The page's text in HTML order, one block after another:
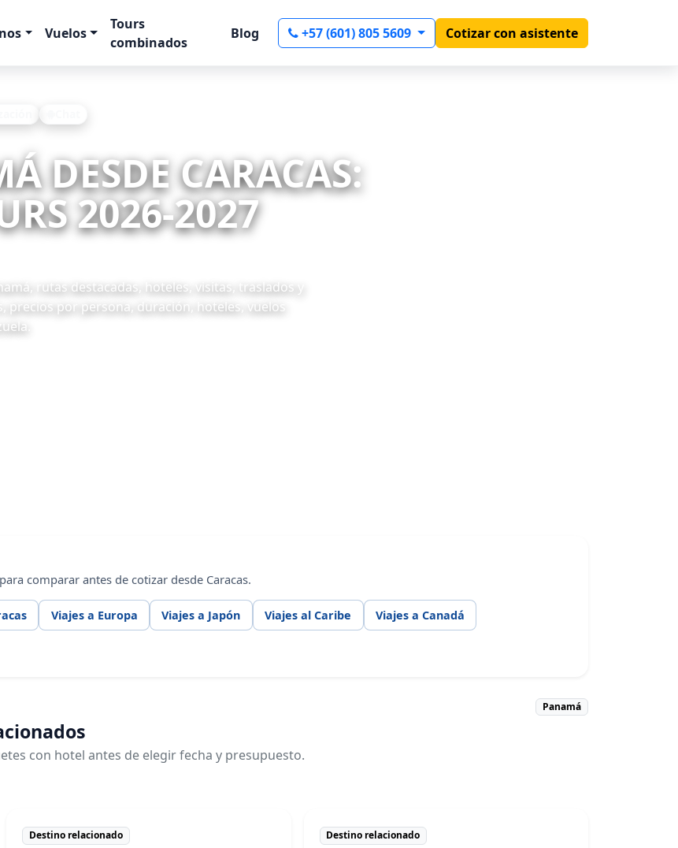
Vuelos
Tours
combinados
Blog +57 (601) 805 5609 Cotizar con asistente
DESDE CARACAS:
2026-2027
rutas destacadas, hoteles, visitas, traslados y
precios por persona, duración, hoteles, vuelos
comparar antes de cotizar desde Caracas.
Viajes a Europa Viajes a Japón Viajes al Caribe Viajes a Canadá
con hotel antes de elegir fecha y presupuesto.
Panamá
Destino relacionado Destino relacionado